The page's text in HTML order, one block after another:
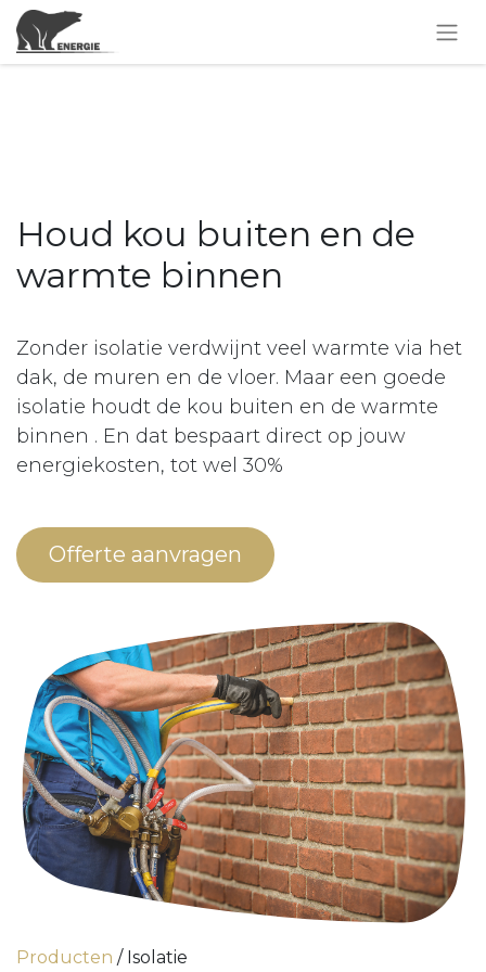
Houd kou buiten en de
warmte binnen
Zonder isolatie verdwijnt veel warmte via het
dak, de muren en de vloer. Maar een goede
isolatie houdt de kou buiten en de warmte
binnen . En dat bespaart direct op jouw
energiekosten, tot wel 30%
Offerte aanvragen
Producten / Isolatie